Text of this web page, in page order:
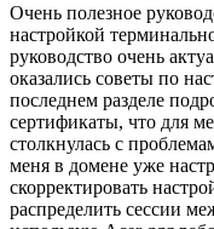
Очень полезное
настройкой
руководство очень
оказались советы по
последнем разделе
сертификаты, что для
столкнулась с
меня в домене уже
скорректировать
распределить сессии